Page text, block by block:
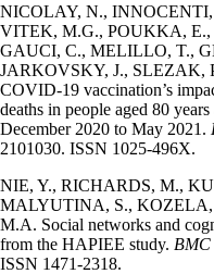
NICOLAY, N.,
VITEK, M.G., POUKKA,
GAUCI, C., MELILLO, T.,
JARKOVSKY, J., SLEZAK,
COVID-19 vaccination’s
deaths in people aged 80
December 2020 to May 2021.
2101030. ISSN 1025-496X.
NIE, Y., RICHARDS, M.,
MALYUTINA, S.,
M.A. Social networks and
from the HAPIEE study.
ISSN 1471-2318.